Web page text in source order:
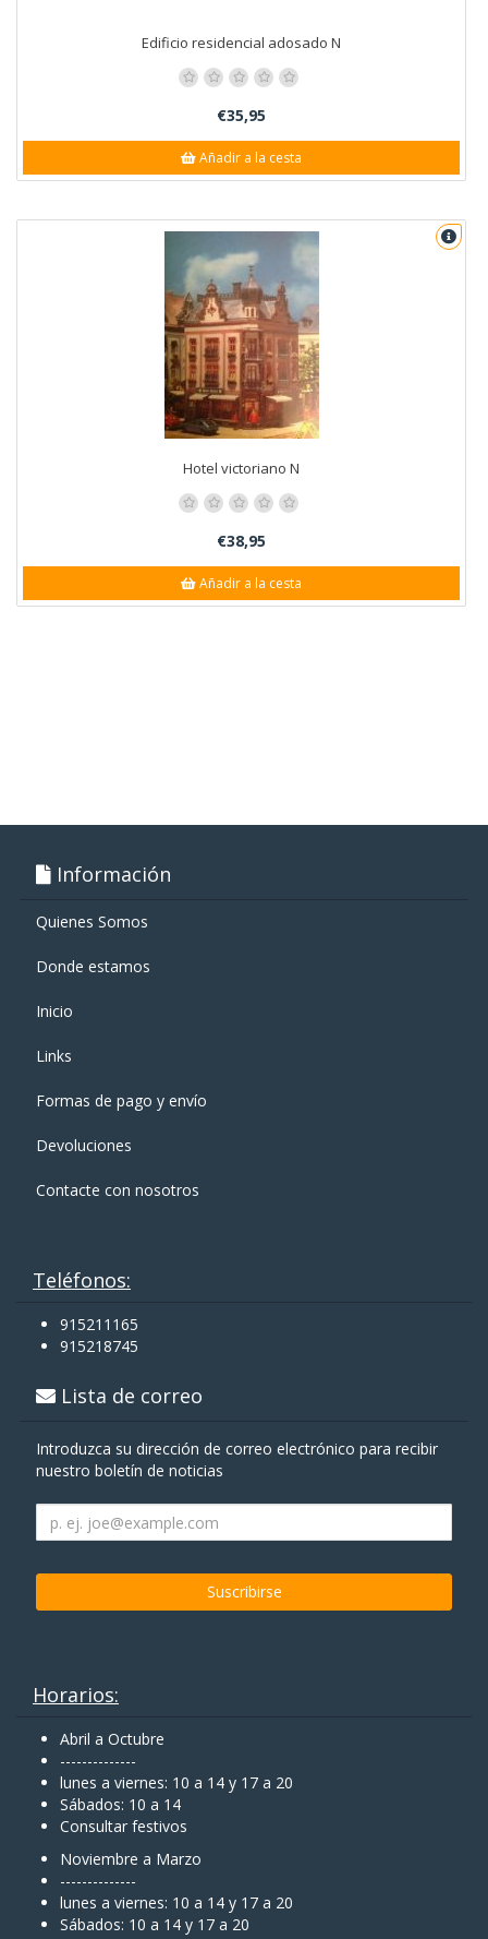
Edificio residencial adosado N
€35,95
Añadir a la cesta
Hotel victoriano N
€38,95
Añadir a la cesta
Información
Quienes Somos
Donde estamos
Inicio
Links
Formas de pago y enví­o
Devoluciones
Contacte con nosotros
Teléfonos:
915211165
915218745
Lista de correo
Introduzca su dirección de correo electrónico para recibir
nuestro boletín de noticias
Horarios:
Abril a Octubre
--------------
lunes a viernes: 10 a 14 y 17 a 20
Sábados: 10 a 14
Consultar festivos
Noviembre a Marzo
--------------
lunes a viernes: 10 a 14 y 17 a 20
Sábados: 10 a 14 y 17 a 20